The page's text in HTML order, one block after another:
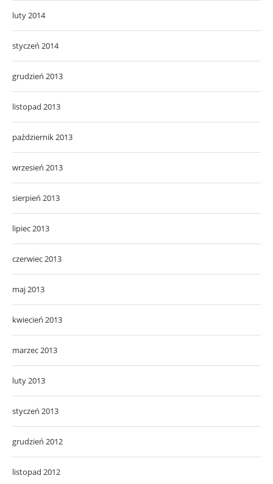
luty 2014
styczeń 2014
grudzień 2013
listopad 2013
październik 2013
wrzesień 2013
sierpień 2013
lipiec 2013
czerwiec 2013
maj 2013
kwiecień 2013
marzec 2013
luty 2013
styczeń 2013
grudzień 2012
listopad 2012